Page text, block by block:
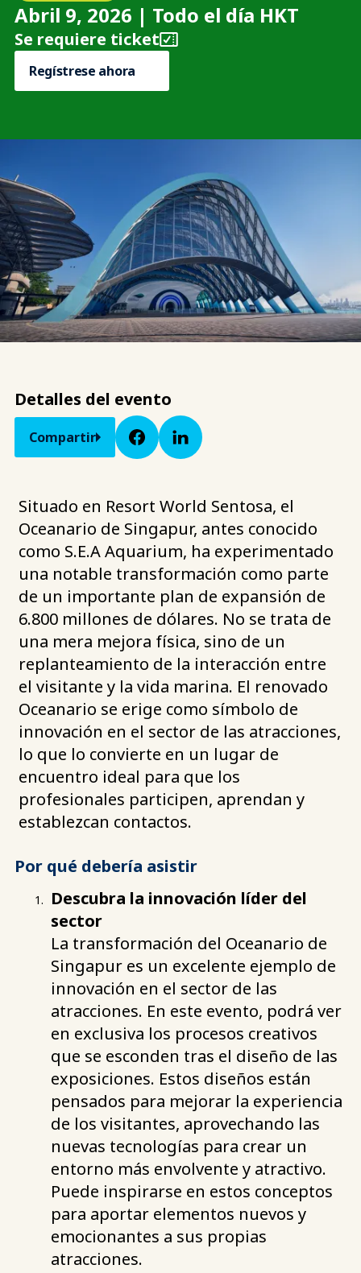
Abril 9, 2026 | Todo el día HKT
Se requiere ticket
Regístrese ahora
Detalles del evento
Compartir
Situado en Resort World Sentosa, el
Oceanario de Singapur, antes conocido
como S.E.A Aquarium, ha experimentado
una notable transformación como parte
de un importante plan de expansión de
6.800 millones de dólares. No se trata de
una mera mejora física, sino de un
replanteamiento de la interacción entre
el visitante y la vida marina. El renovado
Oceanario se erige como símbolo de
innovación en el sector de las atracciones,
lo que lo convierte en un lugar de
encuentro ideal para que los
profesionales participen, aprendan y
establezcan contactos.
Por qué debería asistir
Descubra la innovación líder del
sector
La transformación del Oceanario de
Singapur es un excelente ejemplo de
innovación en el sector de las
atracciones. En este evento, podrá ver
en exclusiva los procesos creativos
que se esconden tras el diseño de las
exposiciones. Estos diseños están
pensados para mejorar la experiencia
de los visitantes, aprovechando las
nuevas tecnologías para crear un
entorno más envolvente y atractivo.
Puede inspirarse en estos conceptos
para aportar elementos nuevos y
emocionantes a sus propias
atracciones.